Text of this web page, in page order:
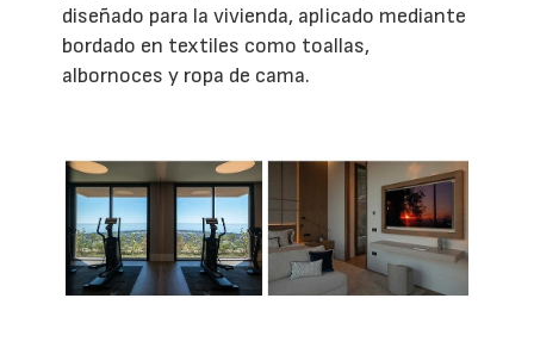
diseñado para la vivienda, aplicado mediante
bordado en textiles como toallas,
albornoces y ropa de cama.